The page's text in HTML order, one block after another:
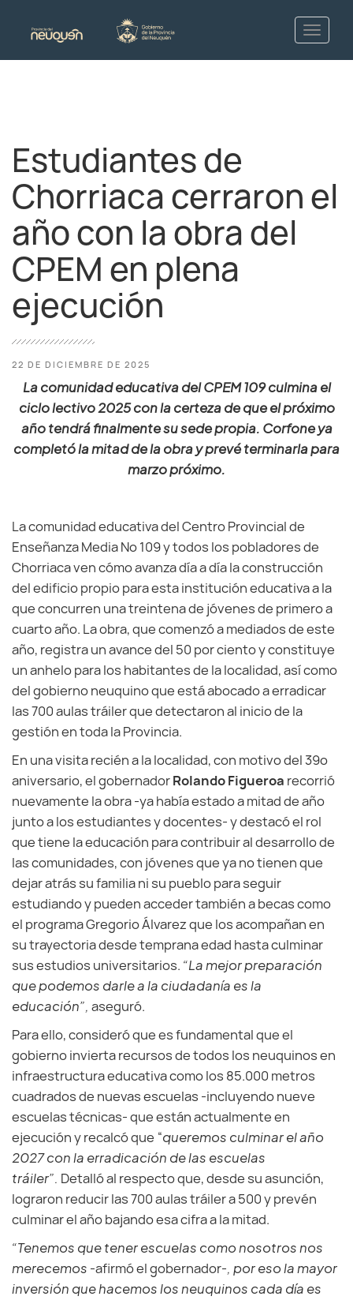
Estudiantes de
Chorriaca cerraron el
año con la obra del
CPEM en plena
ejecución
22 DE DICIEMBRE DE 2025
La comunidad educativa del CPEM 109 culmina el
ciclo lectivo 2025 con la certeza de que el próximo
año tendrá finalmente su sede propia. Corfone ya
completó la mitad de la obra y prevé terminarla para
marzo próximo.
La comunidad educativa del Centro Provincial de
Enseñanza Media Nº 109 y todos los pobladores de
Chorriaca ven cómo avanza día a día la construcción
del edificio propio para esta institución educativa a la
que concurren una treintena de jóvenes de primero a
cuarto año. La obra, que comenzó a mediados de este
año, registra un avance del 50 por ciento y constituye
un anhelo para los habitantes de la localidad, así como
del gobierno neuquino que está abocado a erradicar
las 700 aulas tráiler que detectaron al inicio de la
gestión en toda la Provincia.
En una visita recién a la localidad, con motivo del 39º
aniversario, el gobernadorRolando Figueroa recorrió
nuevamente la obra -ya había estado a mitad de año
junto a los estudiantes y docentes- y destacó el rol
que tiene la educación para contribuir al desarrollo de
las comunidades, con jóvenes que ya no tienen que
dejar atrás su familia ni su pueblo para seguir
estudiando y pueden acceder también a becas como
el programa Gregorio Álvarez que los acompañan en
su trayectoria desde temprana edad hasta culminar
sus estudios universitarios. “La mejor preparación
que podemos darle a la ciudadanía es la
educación”, aseguró.
Para ello, consideró que es fundamental que el
gobierno invierta recursos de todos los neuquinos en
infraestructura educativa como los 85.000 metros
cuadrados de nuevas escuelas -incluyendo nueve
escuelas técnicas- que están actualmente en
ejecución y recalcó que “queremos culminar el año
2027 con la erradicación de las escuelas
tráiler”. Detalló al respecto que, desde su asunción,
lograron reducir las 700 aulas tráiler a 500 y prevén
culminar el año bajando esa cifra a la mitad.
“Tenemos que tener escuelas como nosotros nos
merecemos -afirmó el gobernador-, por eso la mayor
inversión que hacemos los neuquinos cada día es